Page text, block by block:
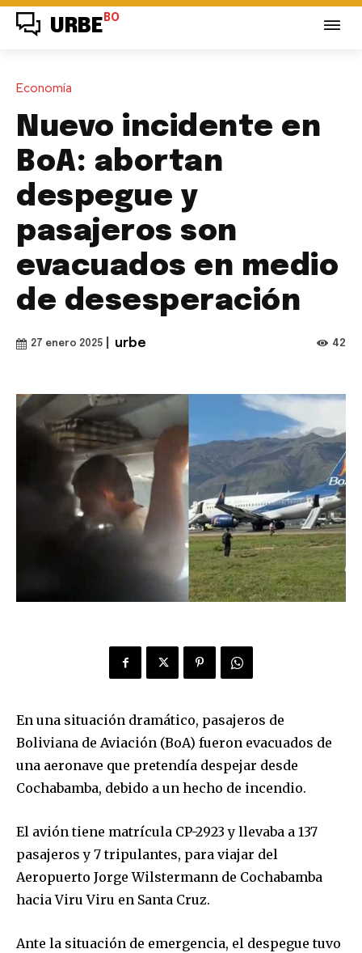
URBE BO
Economía
Nuevo incidente en
BoA: abortan
despegue y
pasajeros son
evacuados en medio
de desesperación
27 enero 2025 urbe 42
En una situación dramático, pasajeros de
Boliviana de Aviación (BoA) fueron evacuados de
una aeronave que pretendía despejar desde
Cochabamba, debido a un hecho de incendio.
El avión tiene matrícula CP-2923 y llevaba a 137
pasajeros y 7 tripulantes, para viajar del
Aeropuerto Jorge Wilstermann de Cochabamba
hacia Viru Viru en Santa Cruz.
Ante la situación de emergencia, el despegue tuvo